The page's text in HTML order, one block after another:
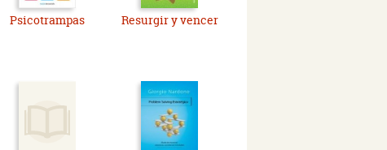
Psicotrampas Resurgir y vencer